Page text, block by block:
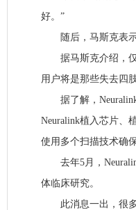
好。”
随后，马斯克表示
据马斯克介绍，仅
用户将是那些失去四
据了解，Neuralink
Neuralink植入芯片、
使用多个扫描技术确
去年5月，
体临床研究。
此消息一出，很多